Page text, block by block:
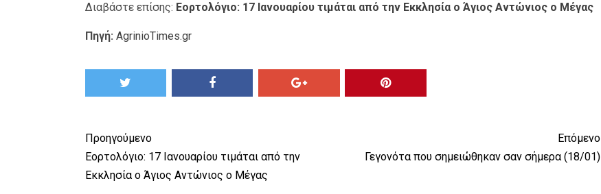
Διαβάστε επίσης: Εορτολόγιο: 17 Ιανουαρίου τιμάται από την Εκκλησία ο Άγιος Αντώνιος ο Μέγας
Πηγή: AgrinioTimes.gr
Προηγούμενο
Εορτολόγιο: 17 Ιανουαρίου τιμάται από την
Εκκλησία ο Άγιος Αντώνιος ο Μέγας
Επόμενο
Γεγονότα που σημειώθηκαν σαν σήμερα (18/01)